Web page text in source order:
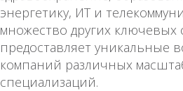
энергетику, ИТ и
множество других ключевых
предоставляет уникальные
компаний различных
специализаций.